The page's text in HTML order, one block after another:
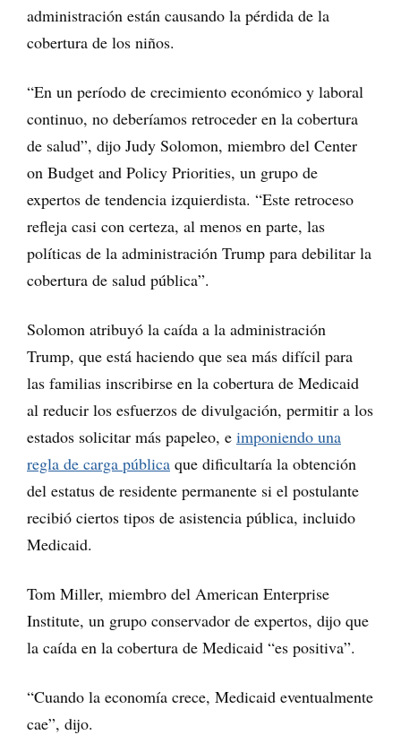
administración están causando la pérdida de la
cobertura de los niños.
“En un período de crecimiento económico y laboral
continuo, no deberíamos retroceder en la cobertura
de salud”, dijo Judy Solomon, miembro del Center
on Budget and Policy Priorities, un grupo de
expertos de tendencia izquierdista. “Este retroceso
refleja casi con certeza, al menos en parte, las
políticas de la administración Trump para debilitar la
cobertura de salud pública”.
Solomon atribuyó la caída a la administración
Trump, que está haciendo que sea más difícil para
las familias inscribirse en la cobertura de Medicaid
al reducir los esfuerzos de divulgación, permitir a los
estados solicitar más papeleo, e imponiendo una
regla de carga pública que dificultaría la obtención
del estatus de residente permanente si el postulante
recibió ciertos tipos de asistencia pública, incluido
Medicaid.
Tom Miller, miembro del American Enterprise
Institute, un grupo conservador de expertos, dijo que
la caída en la cobertura de Medicaid “es positiva”.
“Cuando la economía crece, Medicaid eventualmente
cae”, dijo.